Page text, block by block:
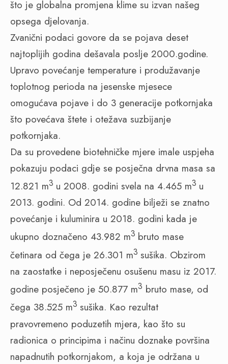
što je globalna promjena klime su izvan našeg
opsega djelovanja.
Zvanični podaci govore da se pojava deset
najtoplijih godina dešavala poslje 2000.godine.
Upravo povećanje temperature i produžavanje
toplotnog perioda na jesenske mjesece
omogućava pojave i do 3 generacije potkornjaka
što povećava štete i otežava suzbijanje
potkornjaka.
Da su provedene biotehničke mjere imale uspjeha
pokazuju podaci gdje se posječna drvna masa sa
12.821 m3 u 2008. godini svela na 4.465 m3 u
2013. godini. Od 2014. godine bilježi se znatno
povećanje i kuluminira u 2018. godini kada je
ukupno doznačeno 43.982 m3 bruto mase
četinara od čega je 26.301 m3 sušika. Obzirom
na zaostatke i neposječenu osušenu masu iz 2017.
godine posječeno je 50.877 m3 bruto mase, od
čega 38.525 m3 sušika. Kao rezultat
pravovremeno poduzetih mjera, kao što su
radionica o principima i načinu doznake površina
napadnutih potkornjakom, a koja je održana u